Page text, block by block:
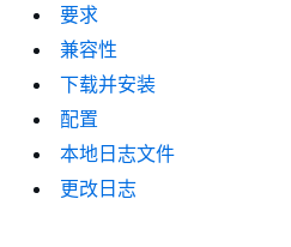
要求
兼容性
下载并安装
配置
本地日志文件
更改日志